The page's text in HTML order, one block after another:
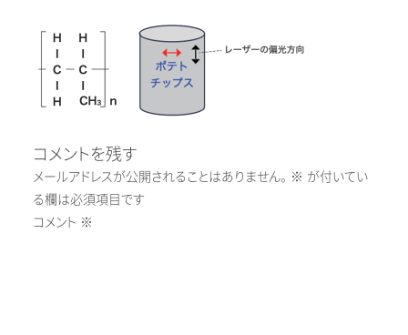
コメントを残す
メールアドレスが公開されることはありません。 ※ が付いてい
る欄は必須項目です
コメント ※